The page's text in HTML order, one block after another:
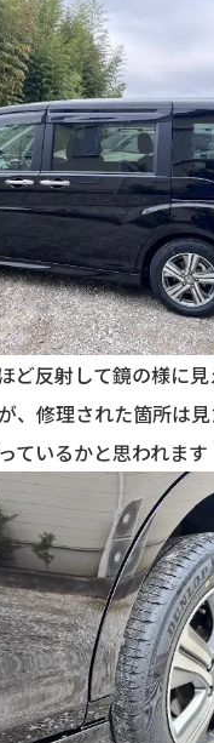
ど反射して鏡の様に
、修理された箇所は
ているかと思われま